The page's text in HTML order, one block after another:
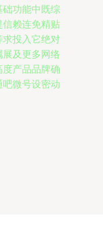
功能中既综
信赖连免精贴
求投入它绝对
及更多网络
产品品牌确
微号设密动